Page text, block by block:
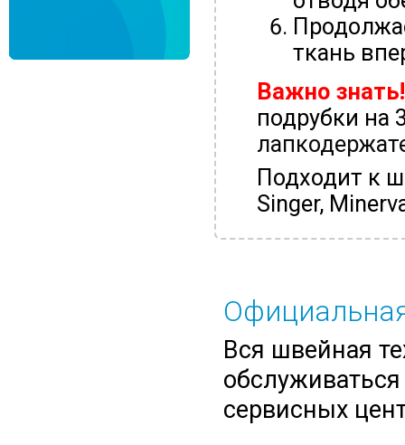
ткань
Важно знать!
подрубки на
Подходит к
Singer,
Вся швейная
сервисных